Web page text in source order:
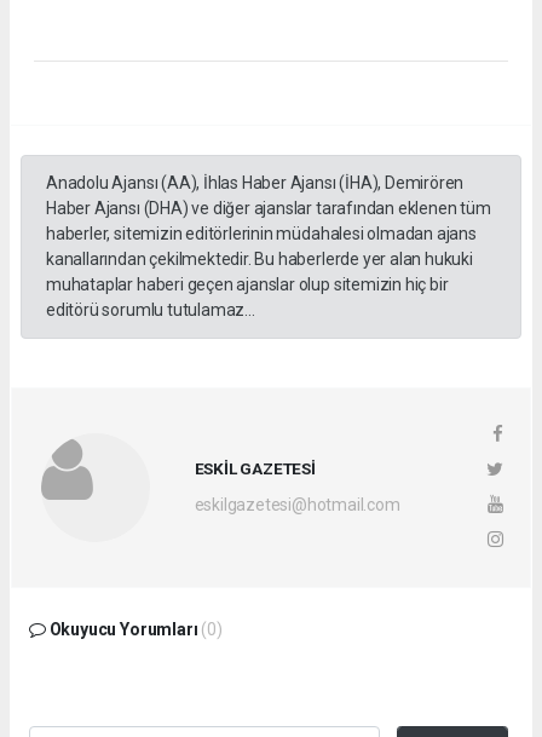
Anadolu Ajansı (AA), İhlas Haber Ajansı (İHA), Demirören
Haber Ajansı (DHA) ve diğer ajanslar tarafından eklenen tüm
haberler, sitemizin editörlerinin müdahalesi olmadan ajans
kanallarından çekilmektedir. Bu haberlerde yer alan hukuki
muhataplar haberi geçen ajanslar olup sitemizin hiç bir
editörü sorumlu tutulamaz...
ESKİL GAZETESİ
eskilgazetesi@hotmail.com
Okuyucu Yorumları (0)